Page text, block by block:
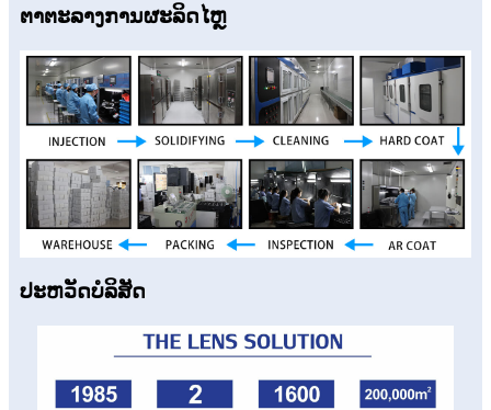
ຕາຕະລາງການຜະລິດໄຫຼ
ປະ​ຫວັດ​ບໍ​ລິ​ສັດ